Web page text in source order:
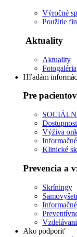
Výročné
Použitie
Aktuality
Aktuality
Fotogaléria
Hľadám
Pre pacientov
Výživa
Klinické
Prevencia a
Skríningy
Ako podporiť